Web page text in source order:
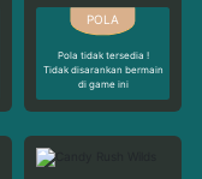
Pola tidak tersedia !
Tidak disarankan bermain
di game ini